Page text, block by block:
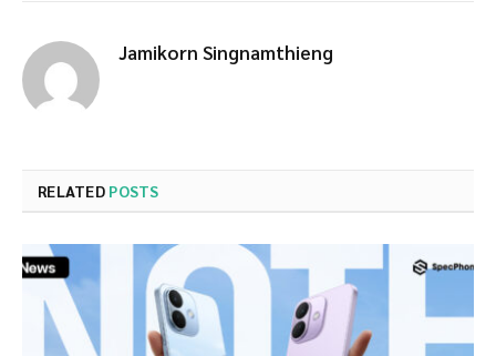
Jamikorn Singnamthieng
RELATED POSTS